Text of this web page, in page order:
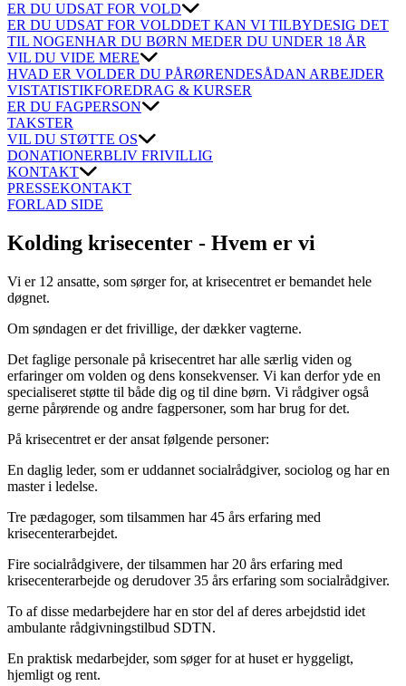
ER DU UDSAT FOR VOLD
ER DU UDSAT FOR VOLDDET KAN VI TILBYDESIG DET
TIL NOGENHAR DU BØRN MEDER DU UNDER 18 ÅR
VIL DU VIDE MERE
HVAD ER VOLDER DU PÅRØRENDESÅDAN ARBEJDER
VISTATISTIKFOREDRAG & KURSER
ER DU FAGPERSON
TAKSTER
VIL DU STØTTE OS
DONATIONERBLIV FRIVILLIG
KONTAKT
PRESSEKONTAKT
FORLAD SIDE
Kolding krisecenter - Hvem er vi
Vi er 12 ansatte, som sørger for, at krisecentret er bemandet hele
døgnet.
Om søndagen er det frivillige, der dækker vagterne.
Det faglige personale på krisecentret har alle særlig viden og
erfaringer om volden og dens konsekvenser. Vi kan derfor yde en
specialiseret støtte til både dig og til dine børn. Vi rådgiver også
gerne pårørende og andre fagpersoner, som har brug for det.
På krisecentret er der ansat følgende personer:
En daglig leder, som er uddannet socialrådgiver, sociolog og har en
master i ledelse.
Tre pædagoger, som tilsammen har 45 års erfaring med
krisecenterarbejdet.
Fire socialrådgivere, der tilsammen har 20 års erfaring med
krisecenterarbejde og derudover 35 års erfaring som socialrådgiver.
To af disse medarbejdere har en stor del af deres arbejdstid idet
ambulante rådgivningstilbud SDTN.
En praktisk medarbejder, som søger for at huset er hyggeligt,
hjemligt og rent.